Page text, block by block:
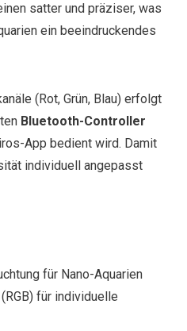
satter und präziser, was
ein beeindruckendes
(Rot, Grün, Blau) erfolgt
Bluetooth-Controller
App bedient wird. Damit
individuell angepasst
für Nano-Aquarien
für individuelle